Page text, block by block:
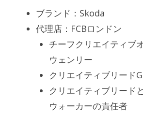
ブランド：Skoda
代理店：FCBロンドン
チーフクリエイティブ
ウェンリー
クリエイティブリード
クリエイティブリード
ウォーカーの責任者